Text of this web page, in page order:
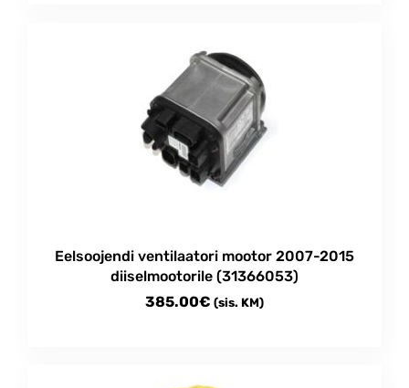
Eelsoojendi ventilaatori mootor 2007-2015
diiselmootorile (31366053)
385.00€ (sis. KM)